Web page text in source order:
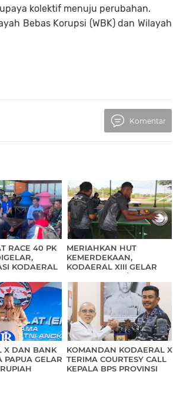
kolektif menuju perubahan.
Bebas Korupsi (WBK) dan Wilayah
Komentar
RACE 40 PK
KODAERAL
MERIAHKAN HUT
KEMERDEKAAN,
KODAERAL XIII GELAR
PERLOMBAAN/
PERTANDINGAN
INSPIRATIF
X DAN BANK
PAPUA GELAR
KOMANDAN KODAERAL X
TERIMA COURTESY CALL
KEPALA BPS PROVINSI